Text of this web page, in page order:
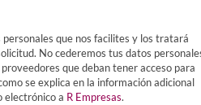
que nos facilites y los tratará
No cederemos tus datos
que deban tener acceso para
se explica en la información adicional
electrónico a R Empresas.